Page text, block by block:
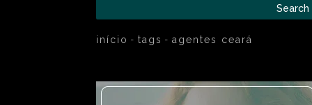
Search
início tags agentes ceará